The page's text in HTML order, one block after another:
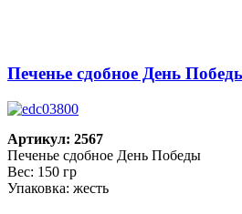
Печенье сдобное День
Артикул: 2567
Печенье сдобное День Победы
Вес: 150 гр
Упаковка: жесть